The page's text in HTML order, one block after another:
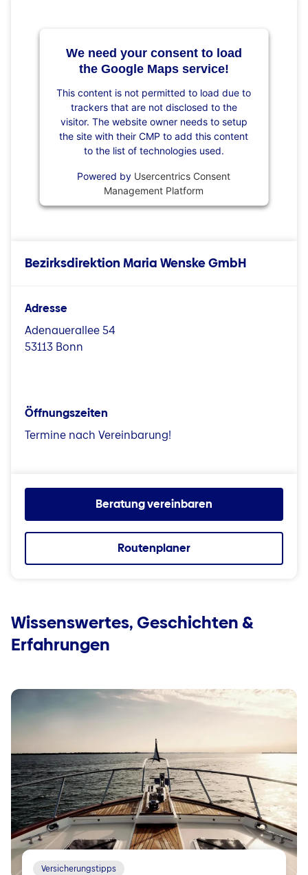
We need your consent to load
the Google Maps service!
This content is not permitted to load due to
trackers that are not disclosed to the
visitor. The website owner needs to setup
the site with their CMP to add this content
to the list of technologies used.
Powered by Usercentrics Consent
Management Platform
Bezirksdirektion Maria Wenske GmbH
Adresse
Adenauerallee 54
53113 Bonn
Öffnungszeiten
Termine nach Vereinbarung!
Beratung vereinbaren
Routenplaner
Wissenswertes, Geschichten &
Erfahrungen
Versicherungstipps